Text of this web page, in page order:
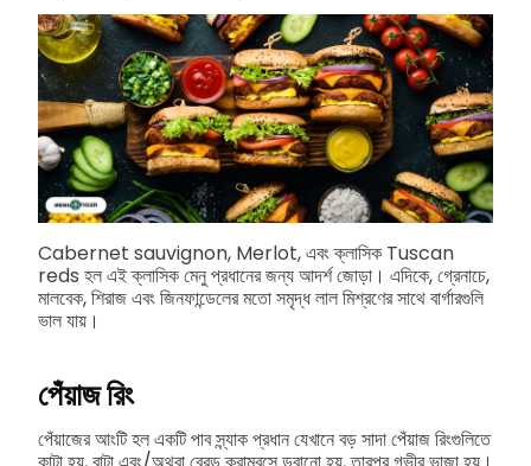
Cabernet sauvignon, Merlot, এবং ক্লাসিক Tuscan
reds হল এই ক্লাসিক মেনু প্রধানের জন্য আদর্শ জোড়া। এদিকে, গ্রেনাচে,
মালবেক, শিরাজ এবং জিনফান্ডেলের মতো সমৃদ্ধ লাল মিশ্রণের সাথে বার্গারগুলি
ভাল যায়।
পেঁয়াজ রিং
পেঁয়াজের আংটি হল একটি পাব স্ন্যাক প্রধান যেখানে বড় সাদা পেঁয়াজ রিংগুলিতে